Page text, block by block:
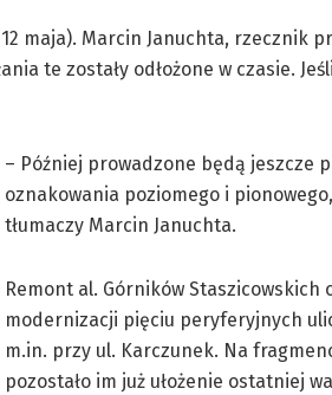
maja). Marcin Januchta, rzecznik
te zostały odłożone w czasie.
– Później prowadzone będą jeszcze
oznakowania poziomego i
tłumaczy Marcin Januchta.
Remont al. Górników
modernizacji pięciu peryferyjnych
m.in. przy ul. Karczunek. Na
pozostało im już ułożenie ostatniej